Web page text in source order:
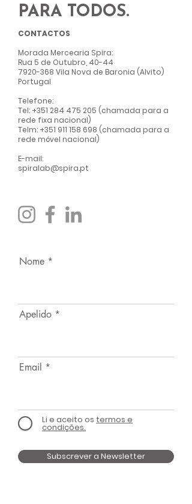
PARA TODOS.
CONTACTOS
Morada Mercearia Spira:
Rua 5 de Outubro, 40-44
7920-368 Vila Nova de Baronia (Alvito)
Portugal
Telefone:
Tel: +351 284 475 205 (chamada para a
rede fixa nacional)
Telm: +351 911 158 698 (chamada para a
rede móvel nacional)
E-mail:
spiralab@spira.pt
Nome
Apelido
Email
Li e aceito os termos e
condições.
Subscrever a Newsletter